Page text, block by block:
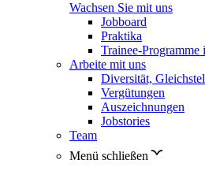
Wachsen Sie mit uns
Jobboard
Praktika
Trainee-Programme
Arbeite mit uns
Diversität,
Vergütungen
Auszeichnungen
Jobstories
Team
Menü schließen